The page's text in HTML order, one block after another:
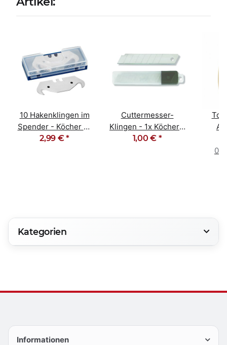
10 Hakenklingen im
Spender - Köcher 10
Stück
2,99 €*
Cuttermesser-
Klingen - 1x Köcher -
10 Stück 18mm
1,00 € *
Kategorien
Informationen